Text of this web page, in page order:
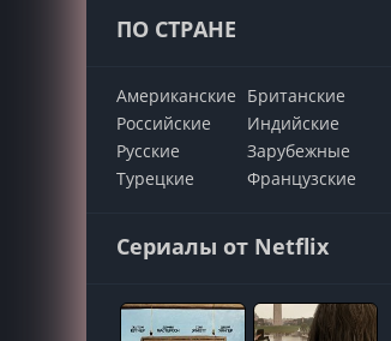
ПО СТРАНЕ
Американские Британские
Российские
Индийские
Русские
Зарубежные
Турецкие
Французские
Сериалы от Netflix